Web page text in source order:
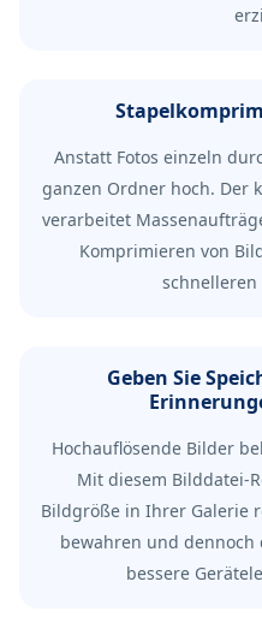
Anstatt Fotos einzeln
ganzen Ordner hoch. Der
verarbeitet
Komprimieren von
Geben Sie
Hochauflösende Bilder
Mit diesem Bilddatei-
Bildgröße in Ihrer Galerie
bewahren und
bessere